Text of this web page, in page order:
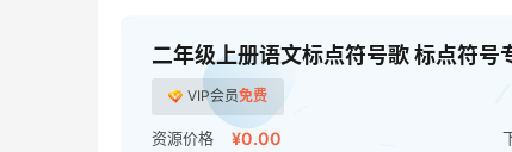
二年级上册语文标点符号歌 标点符号
VIP会员免费
资源价格 ¥0.00